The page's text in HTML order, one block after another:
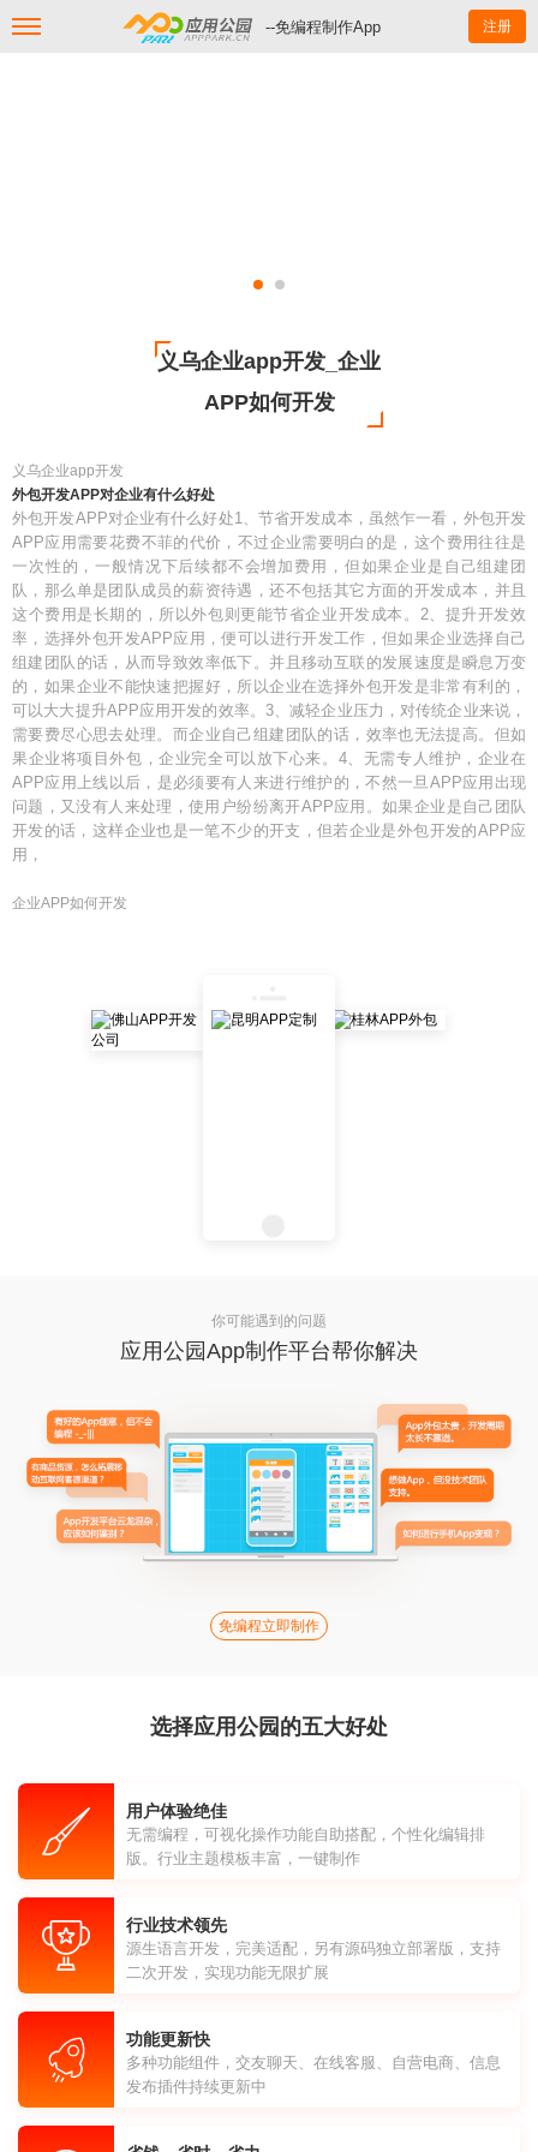
--免编程制作App 注册
义乌企业app开发_企业
APP如何开发
义乌企业app开发
外包开发APP对企业有什么好处
外包开发APP对企业有什么好处1、节省开发成本，虽然乍一看，外包开发
APP应用需要花费不菲的代价，不过企业需要明白的是，这个费用往往是
一次性的，一般情况下后续都不会增加费用，但如果企业是自己组建团
队，那么单是团队成员的薪资待遇，还不包括其它方面的开发成本，并且
这个费用是长期的，所以外包则更能节省企业开发成本。2、提升开发效
率，选择外包开发APP应用，便可以进行开发工作，但如果企业选择自己
组建团队的话，从而导致效率低下。并且移动互联的发展速度是瞬息万变
的，如果企业不能快速把握好，所以企业在选择外包开发是非常有利的，
可以大大提升APP应用开发的效率。3、减轻企业压力，对传统企业来说，
需要费尽心思去处理。而企业自己组建团队的话，效率也无法提高。但如
果企业将项目外包，企业完全可以放下心来。4、无需专人维护，企业在
APP应用上线以后，是必须要有人来进行维护的，不然一旦APP应用出现
问题，又没有人来处理，使用户纷纷离开APP应用。如果企业是自己团队
开发的话，这样企业也是一笔不少的开支，但若企业是外包开发的APP应
用，
企业APP如何开发
你可能遇到的问题
应用公园App制作平台帮你解决
免编程立即制作
选择应用公园的五大好处
用户体验绝佳
无需编程，可视化操作功能自助搭配，个性化编辑排
版。行业主题模板丰富，一键制作
行业技术领先
源生语言开发，完美适配，另有源码独立部署版，支持
二次开发，实现功能无限扩展
功能更新快
多种功能组件，交友聊天、在线客服、自营电商、信息
发布插件持续更新中